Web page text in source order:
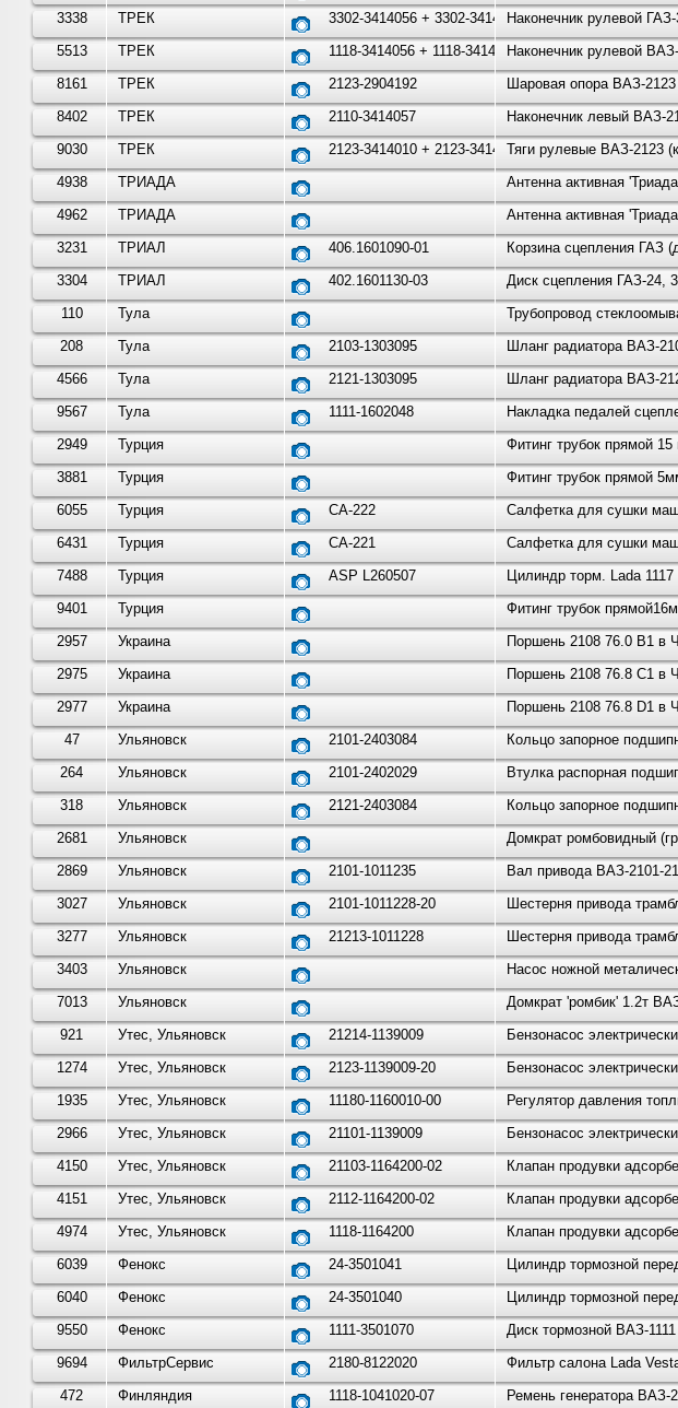
3338
ТРЕК 3302-3414056 + 3302-34140 Наконечник рулевой
5513
ТРЕК 1118-3414056 + 1118-34140 Наконечник рулевой
8161
ТРЕК 2123-2904192 Шаровая опора ВАЗ-
8402
ТРЕК 2110-3414057 Наконечник левый ВАЗ-
9030
ТРЕК 2123-3414010 + 2123-34140Тяги рулевые ВАЗ-2123
4938
ТРИАДА Антенна активная
4962
ТРИАДА Антенна активная
3231
ТРИАЛ 406.1601090-01 Корзина сцепления ГАЗ
3304
ТРИАЛ 402.1601130-03 Диск сцепления ГАЗ-24,
110
Тула Трубопровод
208
Тула 2103-1303095 Шланг радиатора ВАЗ-
4566
Тула 2121-1303095 Шланг радиатора ВАЗ-
9567
Тула 1111-1602048 Накладка педалей
2949
Турция Фитинг трубок прямой
3881
Турция Фитинг трубок прямой
6055
Турция СА-222 Салфетка для сушки
6431
Турция СА-221 Салфетка для сушки
7488
Турция ASP L260507 Цилиндр торм. Lada 1117
9401
Турция Фитинг трубок
2957
Украина Поршень 2108 76.0 B1 в
2975
Украина Поршень 2108 76.8 C1 в
2977
Украина Поршень 2108 76.8 D1 в
47
Ульяновск 2101-2403084 Кольцо запорное
264
Ульяновск 2101-2402029 Втулка распорная
318
Ульяновск 2121-2403084 Кольцо запорное
2681
Ульяновск Домкрат ромбовидный
2869
Ульяновск 2101-1011235 Вал привода ВАЗ-2101-
3027
Ульяновск 2101-1011228-20 Шестерня привода
3277
Ульяновск 21213-1011228 Шестерня привода
3403
Ульяновск Насос ножной
7013
Ульяновск Домкрат 'ромбик' 1.2т
921
Утес, Ульяновск 21214-1139009 Бензонасос
1274
Утес, Ульяновск 2123-1139009-20 Бензонасос
1935
Утес, Ульяновск 11180-1160010-00 Регулятор давления
2966
Утес, Ульяновск 21101-1139009 Бензонасос
4150
Утес, Ульяновск 21103-1164200-02 Клапан продувки
4151
Утес, Ульяновск 2112-1164200-02 Клапан продувки
4974
Утес, Ульяновск 1118-1164200 Клапан продувки
6039
Фенокс 24-3501041 Цилиндр тормозной
6040
Фенокс 24-3501040 Цилиндр тормозной
9550
Фенокс 1111-3501070 Диск тормозной ВАЗ-
9694
ФильтрСервис 2180-8122020 Фильтр салона Lada
472
Финляндия 1118-1041020-07 Ремень генератора ВАЗ-